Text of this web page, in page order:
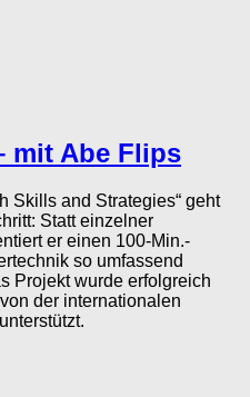
mit Abe Flips
Skills and Strategies“ geht
Statt einzelner
er einen 100-Min.-
so umfassend
Projekt wurde erfolgreich
der internationalen